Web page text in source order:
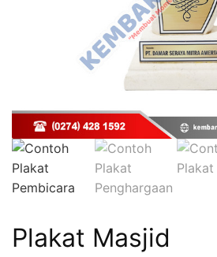
Plakat Masjid